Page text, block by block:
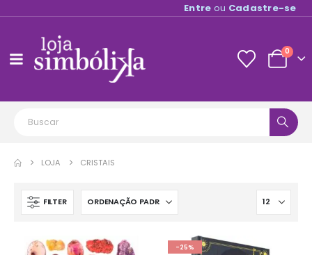
Entre ou Cadastre-se
0
LOJA CRISTAIS
FILTER
-25%